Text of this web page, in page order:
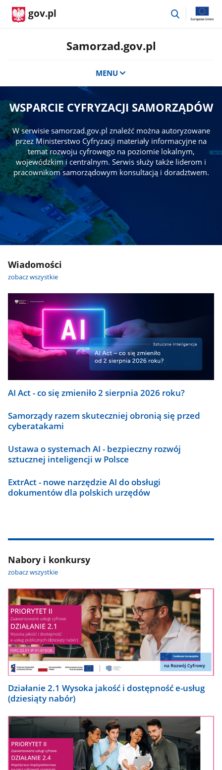
gov.pl
przejdź
Samorzad.gov.pl
MENU
WSPARCIE CYFRYZACJI SAMORZĄDÓW
W serwisie samorzad.gov.pl znaleźć można autoryzowane
przez Ministerstwo Cyfryzacji materiały informacyjne na
temat rozwoju cyfrowego na poziomie lokalnym,
wojewódzkim i centralnym. Serwis służy także liderom i
pracownikom samorządowym konsultacją i doradztwem.
Wiadomości
zobacz wszystkie
AI Act - co się zmieniło 2 sierpnia 2026 roku?
Samorządy razem skuteczniej obronią się przed
cyberatakami
Ustawa o systemach AI - bezpieczny rozwój
sztucznej inteligencji w Polsce
ExtrAct - nowe narzędzie AI do obsługi
dokumentów dla polskich urzędów
Nabory i konkursy
zobacz wszystkie
Działanie 2.1 Wysoka jakość i dostępność e-usług
(dziesiąty nabór)